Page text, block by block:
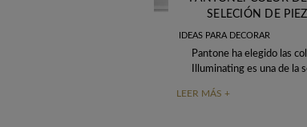
SELECIÓN DE
IDEAS PARA DECORAR
Pantone ha elegido las
Illuminating es una de la
LEER MÁS +